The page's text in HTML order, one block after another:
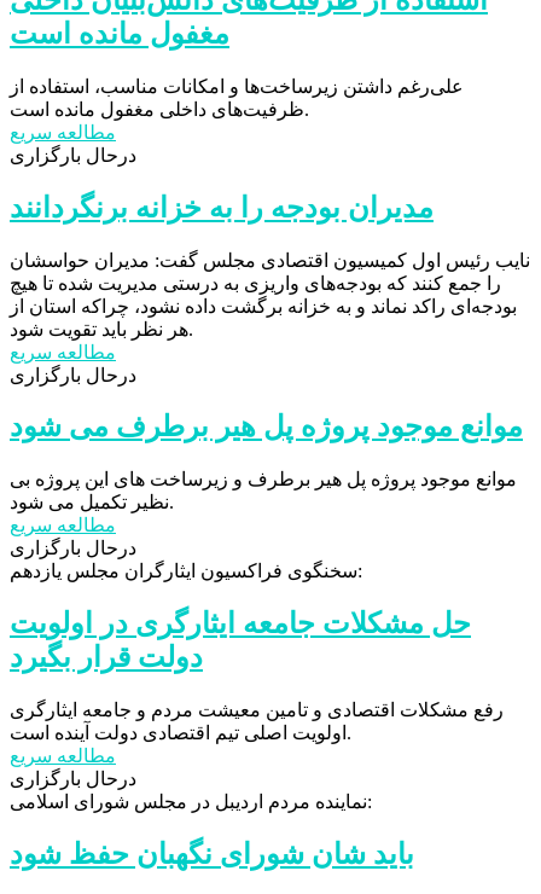
مغفول مانده است
علی‌رغم داشتن زیرساخت‌ها و امکانات مناسب، استفاده از
ظرفیت‌های داخلی مغفول مانده است.
مطالعه سریع
درحال بارگزاری
مدیران بودجه‌ را به خزانه برنگردانند
نایب رئیس اول کمیسیون اقتصادی مجلس گفت: مدیران حواسشان
را جمع کنند که بودجه‌های واریزی به درستی مدیریت شده تا هیچ
بودجه‌ای راکد نماند و به خزانه برگشت داده نشود، چراکه استان از
هر نظر باید تقویت شود.
مطالعه سریع
درحال بارگزاری
موانع موجود پروژه پل هیر برطرف می شود
موانع موجود پروژه پل هیر برطرف و زیرساخت های این پروژه بی
نظیر تکمیل می شود.
مطالعه سریع
درحال بارگزاری
سخنگوی فراکسیون ایثارگران مجلس یازدهم:
حل مشکلات جامعه ایثارگری در اولویت
دولت قرار بگیرد
رفع مشکلات اقتصادی و تامین معیشت مردم و جامعه ایثارگری
اولویت اصلی تیم اقتصادی دولت آینده است.
مطالعه سریع
درحال بارگزاری
نماینده مردم اردیبل در مجلس شورای اسلامی:
باید شان شورای نگهبان حفظ شود